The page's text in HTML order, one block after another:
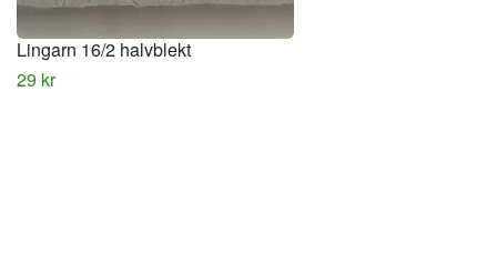
Lingarn 16/2 halvblekt
29 kr